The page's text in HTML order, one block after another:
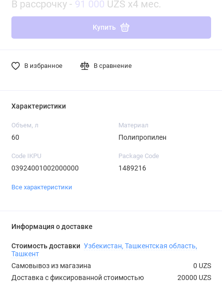
В рассрочку - 91 000 UZS x4 мес.
Купить
В избранное В сравнение
Характеристики
Объем, л
60
Материал
Полипропилен
Code IKPU
03924001002000000
Package Code
1489216
Все характеристики
Информация о доставке
Стоимость доставки Узбекистан, Ташкентская область,
Ташкент
Самовывоз из магазина
0 UZS
Доставка с фиксированной стоимостью
20000 UZS